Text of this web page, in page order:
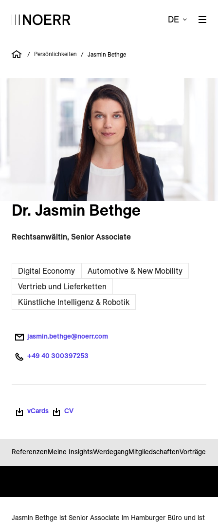
DE
/ Persönlichkeiten / Jasmin Bethge
Dr. Jasmin Bethge
Rechtsanwältin, Senior Associate
Digital Economy
Automotive & New Mobility
Vertrieb und Lieferketten
Künstliche Intelligenz & Robotik
jasmin.bethge@noerr.com
+49 40 300397253
vCards CV
ReferenzenMeine InsightsWerdegangMitgliedschaftenVorträge
Jasmin Bethge ist Senior Associate im Hamburger Büro und ist